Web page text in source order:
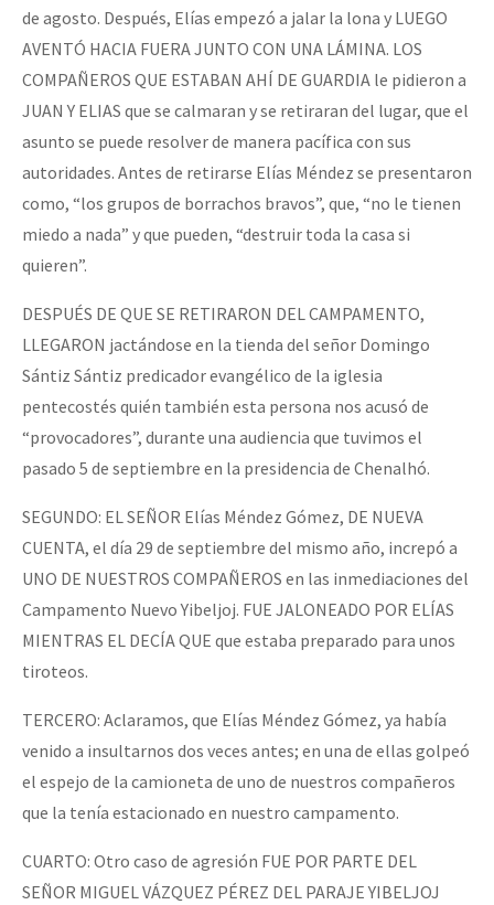
de agosto. Después, Elías empezó a jalar la lona y LUEGO
AVENTÓ HACIA FUERA JUNTO CON UNA LÁMINA. LOS
COMPAÑEROS QUE ESTABAN AHÍ DE GUARDIA le pidieron a
JUAN Y ELIAS que se calmaran y se retiraran del lugar, que el
asunto se puede resolver de manera pacífica con sus
autoridades. Antes de retirarse Elías Méndez se presentaron
como, “los grupos de borrachos bravos”, que, “no le tienen
miedo a nada” y que pueden, “destruir toda la casa si
quieren”.
DESPUÉS DE QUE SE RETIRARON DEL CAMPAMENTO,
LLEGARON jactándose en la tienda del señor Domingo
Sántiz Sántiz predicador evangélico de la iglesia
pentecostés quién también esta persona nos acusó de
“provocadores”, durante una audiencia que tuvimos el
pasado 5 de septiembre en la presidencia de Chenalhó.
SEGUNDO: EL SEÑOR Elías Méndez Gómez, DE NUEVA
CUENTA, el día 29 de septiembre del mismo año, increpó a
UNO DE NUESTROS COMPAÑEROS en las inmediaciones del
Campamento Nuevo Yibeljoj. FUE JALONEADO POR ELÍAS
MIENTRAS EL DECÍA QUE que estaba preparado para unos
tiroteos.
TERCERO: Aclaramos, que Elías Méndez Gómez, ya había
venido a insultarnos dos veces antes; en una de ellas golpeó
el espejo de la camioneta de uno de nuestros compañeros
que la tenía estacionado en nuestro campamento.
CUARTO: Otro caso de agresión FUE POR PARTE DEL
SEÑOR MIGUEL VÁZQUEZ PÉREZ DEL PARAJE YIBELJOJ